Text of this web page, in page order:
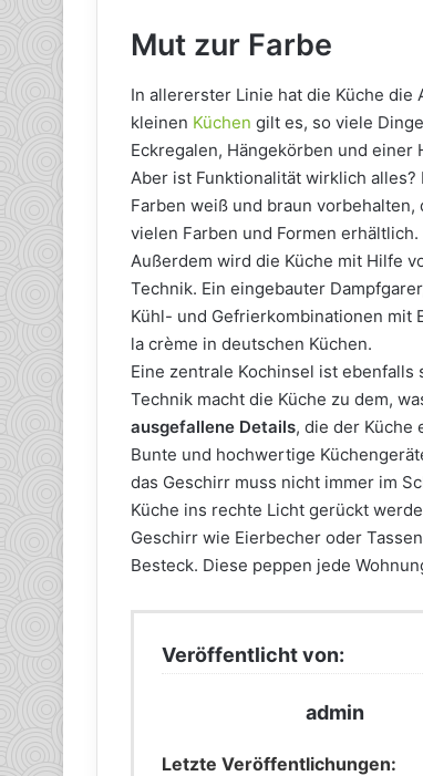
Mut zur Farbe
In allererster Linie hat die Küche die
kleinen Küchen gilt es, so viele
Eckregalen, Hängekörben und einer
Aber ist Funktionalität wirklich
Farben weiß und braun
vielen Farben und Formen erhältlich.
Außerdem wird die Küche mit Hilfe
Technik. Ein eingebauter
Kühl- und Gefrierkombinationen mit
la crème in deutschen Küchen.
Eine zentrale Kochinsel ist
Technik macht die Küche zu dem,
ausgefallene Details, die der Küche
Bunte und hochwertige
das Geschirr muss nicht immer im
Küche ins rechte Licht gerückt
Geschirr wie Eierbecher oder
Besteck. Diese peppen jede
Veröffentlicht von:
admin
Letzte Veröffentlichungen: